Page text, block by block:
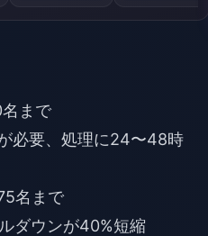
まで
必要、処理に24〜48時
名まで
ダウンが40%短縮